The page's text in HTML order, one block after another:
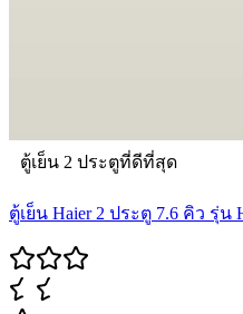
ตู้เย็น 2 ประตูที่ดีที่สุด
ตู้เย็น Haier 2 ประตู 7.6 คิว รุ่น